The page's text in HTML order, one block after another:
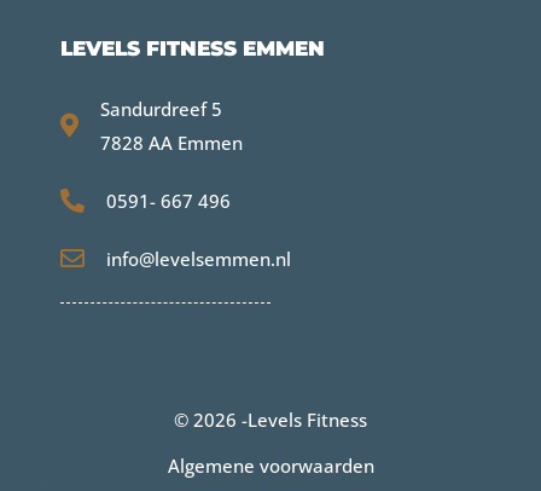
LEVELS FITNESS EMMEN
Sandurdreef 5
7828 AA Emmen
0591- 667 496
info@levelsemmen.nl
© 2026 -Levels Fitness
Algemene voorwaarden